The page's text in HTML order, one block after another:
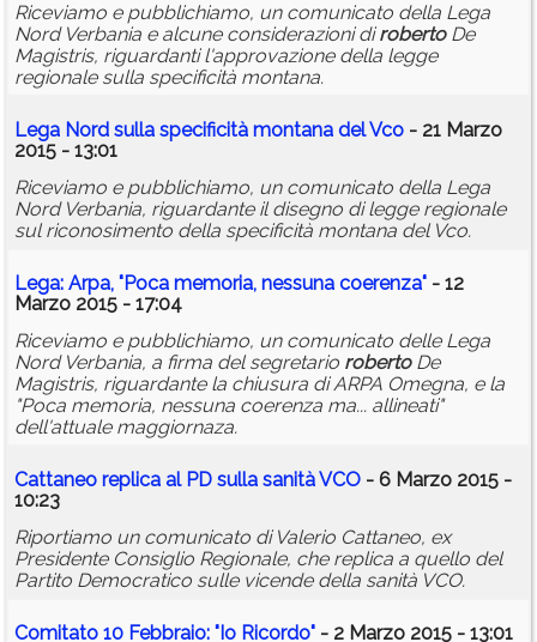
Riceviamo e pubblichiamo, un comunicato della Lega
Nord Verbania e alcune considerazioni dirobertoDe
Magistris, riguardanti l'approvazione della legge
regionale sulla specificità montana.
Lega Nord sulla specificità montana del Vco - 21 Marzo
2015 - 13:01
Riceviamo e pubblichiamo, un comunicato della Lega
Nord Verbania, riguardante il disegno di legge regionale
sul riconosimento della specificità montana del Vco.
Lega: Arpa, "Poca memoria, nessuna coerenza" - 12
Marzo 2015 - 17:04
Riceviamo e pubblichiamo, un comunicato delle Lega
Nord Verbania, a firma del segretario robertoDe
Magistris, riguardante la chiusura di ARPA Omegna, e la
"Poca memoria, nessuna coerenza ma... allineati"
dell'attuale maggiornaza.
Cattaneo replica al PD sulla sanità VCO - 6 Marzo 2015 -
10:23
Riportiamo un comunicato di Valerio Cattaneo, ex
Presidente Consiglio Regionale, che replica a quello del
Partito Democratico sulle vicende della sanità VCO.
Comitato 10 Febbraio: "Io Ricordo" - 2 Marzo 2015 - 13:01